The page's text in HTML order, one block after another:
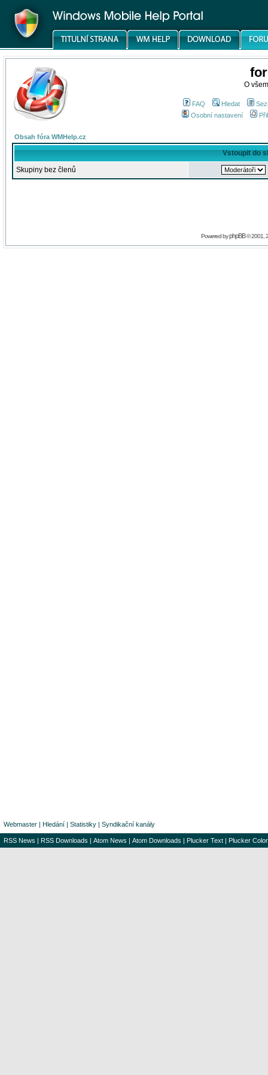
O
FAQ Hledat
Osobní nastavení
Obsah fóra WMHelp.cz
Vstoupit do
Skupiny bez členů
Powered byphpBB© 2001,
Webmaster | Hledání | Statistiky | Syndikační kanály
RSS News | RSS Downloads | Atom News | Atom Downloads | Plucker Text | Plucker Color